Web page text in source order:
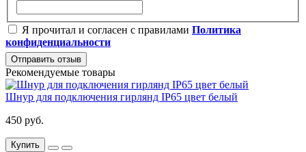
Я прочитал и согласен с правилами Политика
конфиденциальности
Отправить отзыв
Рекомендуемые товары
Шнур для подключения гирлянд IP65 цвет белый
450 руб.
Купить